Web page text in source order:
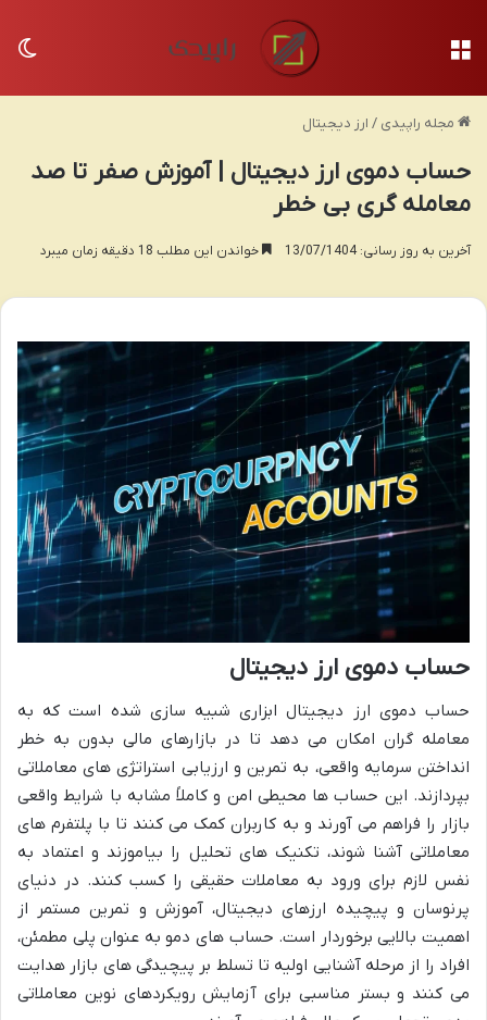
مجله راپیدی / ارز دیجیتال
حساب دموی ارز دیجیتال | آموزش صفر تا صد
معامله گری بی خطر
آخرین به روز رسانی: 13/07/1404 خواندن این مطلب 18 دقیقه زمان میبرد
حساب دموی ارز دیجیتال
حساب دموی ارز دیجیتال ابزاری شبیه سازی شده است که به
معامله گران امکان می دهد تا در بازارهای مالی بدون به خطر
انداختن سرمایه واقعی، به تمرین و ارزیابی استراتژی های معاملاتی
بپردازند. این حساب ها محیطی امن و کاملاً مشابه با شرایط واقعی
بازار را فراهم می آورند و به کاربران کمک می کنند تا با پلتفرم های
معاملاتی آشنا شوند، تکنیک های تحلیل را بیاموزند و اعتماد به
نفس لازم برای ورود به معاملات حقیقی را کسب کنند. در دنیای
پرنوسان و پیچیده ارزهای دیجیتال، آموزش و تمرین مستمر از
اهمیت بالایی برخوردار است. حساب های دمو به عنوان پلی مطمئن،
افراد را از مرحله آشنایی اولیه تا تسلط بر پیچیدگی های بازار هدایت
می کنند و بستر مناسبی برای آزمایش رویکردهای نوین معاملاتی